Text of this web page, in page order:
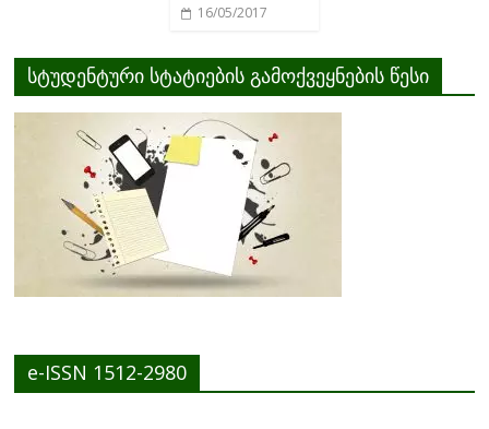
16/05/2017
სტუდენტური სტატიების გამოქვეყნების წესი
e-ISSN 1512-2980